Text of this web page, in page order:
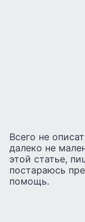
Всего не
далеко не
этой статье,
постараюсь
помощь.